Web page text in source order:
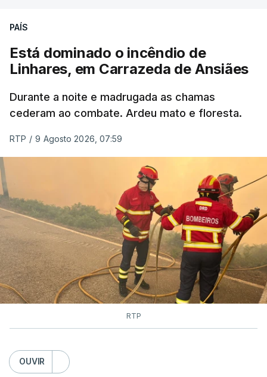
PAÍS
Está dominado o incêndio de
Linhares, em Carrazeda de Ansiães
Durante a noite e madrugada as chamas
cederam ao combate. Ardeu mato e floresta.
RTP / 9 Agosto 2026, 07:59
RTP
OUVIR